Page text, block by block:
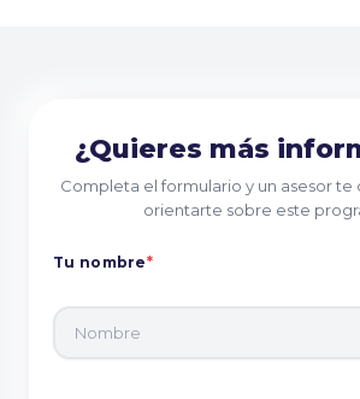
¿Quieres más
Completa el formulario y un asesor te
orientarte sobre este
Tu nombre*